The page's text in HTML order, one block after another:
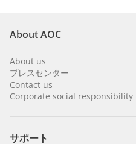
About AOC
About us
プレスセンター
Contact us
Corporate social responsibility
サポート